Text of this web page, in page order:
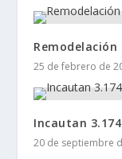
Remodelación
25 de febrero de
Incautan
20 de septiembre